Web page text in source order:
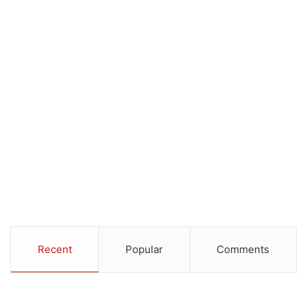
Recent Popular Comments